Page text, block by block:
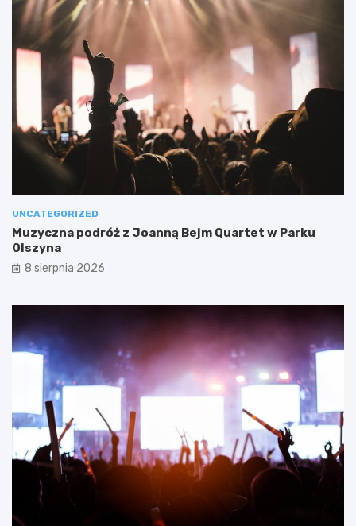
UNCATEGORIZED
Muzyczna podróż z Joanną Bejm Quartet w Parku
Olszyna
8 sierpnia 2026